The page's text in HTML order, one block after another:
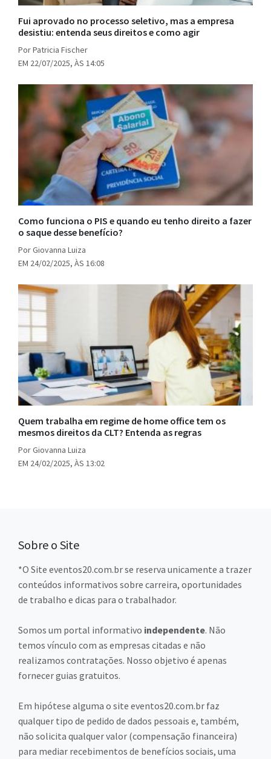
Fui aprovado no processo seletivo, mas a empresa
desistiu: entenda seus direitos e como agir
Por Patricia Fischer
EM 22/07/2025, ÀS 14:05
Como funciona o PIS e quando eu tenho direito a fazer
o saque desse benefício?
Por Giovanna Luiza
EM 24/02/2025, ÀS 16:08
Quem trabalha em regime de home office tem os
mesmos direitos da CLT? Entenda as regras
Por Giovanna Luiza
EM 24/02/2025, ÀS 13:02
Sobre o Site
*O Site eventos20.com.br se reserva unicamente a trazer
conteúdos informativos sobre carreira, oportunidades
de trabalho e dicas para o trabalhador.
Somos um portal informativo independente. Não
temos vínculo com as empresas citadas e não
realizamos contratações. Nosso objetivo é apenas
fornecer guias gratuitos.
Em hipótese alguma o site eventos20.com.br faz
qualquer tipo de pedido de dados pessoais e, também,
não solicita qualquer valor (compensação financeira)
para mediar recebimentos de benefícios sociais, uma